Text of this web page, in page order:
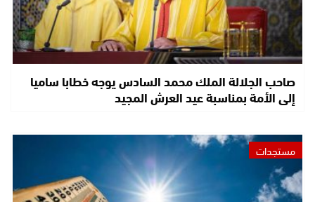
صاحب الجلالة الملك محمد السادس يوجه خطابا ساميا
إلى الأمة بمناسبة عيد العرش المجيد
مستجدات